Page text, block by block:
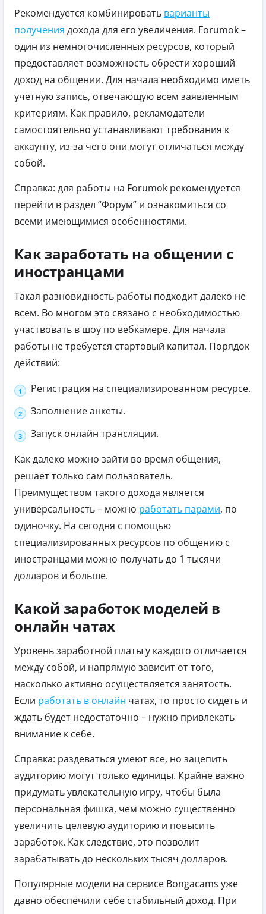
Рекомендуется комбинировать варианты
получения дохода для его увеличения. Forumok –
один из немногочисленных ресурсов, который
предоставляет возможность обрести хороший
доход на общении. Для начала необходимо иметь
учетную запись, отвечающую всем заявленным
критериям. Как правило, рекламодатели
самостоятельно устанавливают требования к
аккаунту, из-за чего они могут отличаться между
собой.
Справка: для работы на Forumok рекомендуется
перейти в раздел “Форум” и ознакомиться со
всеми имеющимися особенностями.
Как заработать на общении с
иностранцами
Такая разновидность работы подходит далеко не
всем. Во многом это связано с необходимостью
участвовать в шоу по вебкамере. Для начала
работы не требуется стартовый капитал. Порядок
действий:
Регистрация на специализированном ресурсе.
Заполнение анкеты.
Запуск онлайн трансляции.
Как далеко можно зайти во время общения,
решает только сам пользователь.
Преимуществом такого дохода является
универсальность – можно работать парами, по
одиночку. На сегодня с помощью
специализированных ресурсов по общению с
иностранцами можно получать до 1 тысячи
долларов и больше.
Какой заработок моделей в
онлайн чатах
Уровень заработной платы у каждого отличается
между собой, и напрямую зависит от того,
насколько активно осуществляется занятость.
Если работать в онлайн чатах, то просто сидеть и
ждать будет недостаточно – нужно привлекать
внимание к себе.
Справка: раздеваться умеют все, но зацепить
аудиторию могут только единицы. Крайне важно
придумать увлекательную игру, чтобы была
персональная фишка, чем можно существенно
увеличить целевую аудиторию и повысить
заработок. Как следствие, это позволит
зарабатывать до нескольких тысяч долларов.
Популярные модели на сервисе Bongacams уже
давно обеспечили себе стабильный доход. При